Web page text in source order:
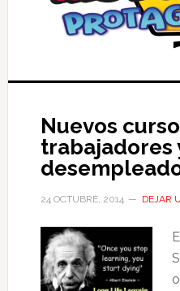
Nuevos
trabajadores
24 OCTUBRE, 2014 DEJAR